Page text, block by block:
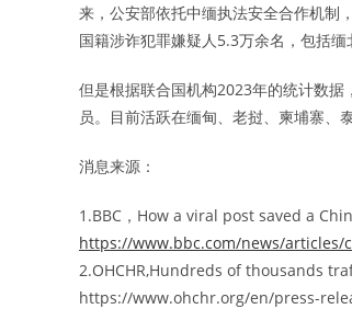
来，公安部依托中缅执法安全合作机制
国籍涉诈犯罪嫌疑人5.3万余名，包括缅
但是根据联合国机构2023年的统计数
员。目前活跃在缅甸、老挝、柬埔寨、
消息来源：
1.BBC，How a viral post saved a
https://www.bbc.com/news/articles/
2.OHCHR,Hundreds of thousands
https://www.ohchr.org/en/press-